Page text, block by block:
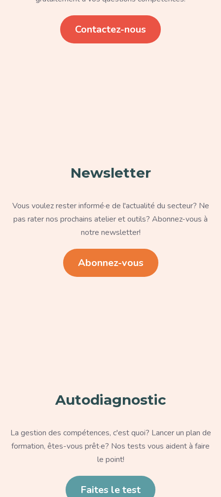
Contactez-nous
Newsletter
Vous voulez rester informé·e de l'actualité du secteur? Ne
pas rater nos prochains atelier et outils? Abonnez-vous à
notre newsletter!
Abonnez-vous
Autodiagnostic
La gestion des compétences, c'est quoi? Lancer un plan de
formation, êtes-vous prêt·e? Nos tests vous aident à faire
le point!
Faites le test